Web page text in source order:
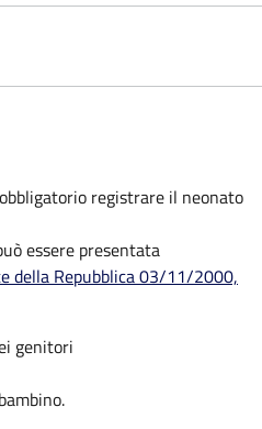
registrare il neonato
essere presentata
della Repubblica 03/11/2000,
genitori